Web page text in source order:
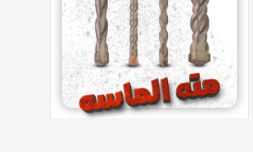
چهره یزد